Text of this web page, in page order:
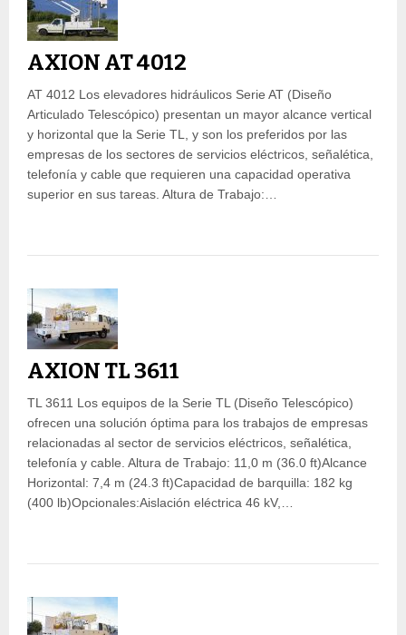
AXION AT 4012
AT 4012 Los elevadores hidráulicos Serie AT (Diseño
Articulado Telescópico) presentan un mayor alcance vertical
y horizontal que la Serie TL, y son los preferidos por las
empresas de los sectores de servicios eléctricos, señalética,
telefonía y cable que requieren una capacidad operativa
superior en sus tareas. Altura de Trabajo:…
AXION TL 3611
TL 3611 Los equipos de la Serie TL (Diseño Telescópico)
ofrecen una solución óptima para los trabajos de empresas
relacionadas al sector de servicios eléctricos, señalética,
telefonía y cable. Altura de Trabajo: 11,0 m (36.0 ft)Alcance
Horizontal: 7,4 m (24.3 ft)Capacidad de barquilla: 182 kg
(400 lb)Opcionales:Aislación eléctrica 46 kV,…